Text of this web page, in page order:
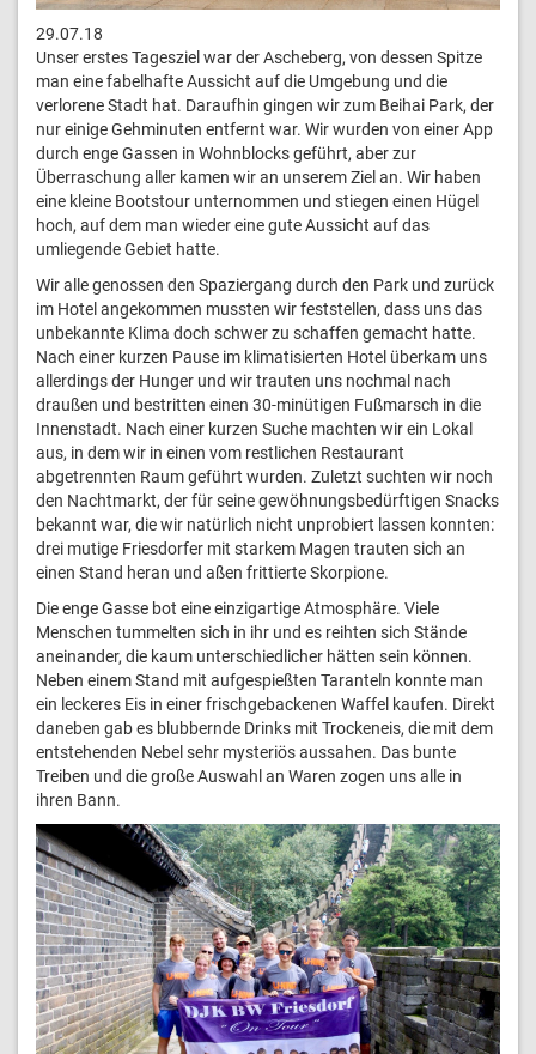
29.07.18
Unser erstes Tagesziel war der Ascheberg, von dessen Spitze
man eine fabelhafte Aussicht auf die Umgebung und die
verlorene Stadt hat. Daraufhin gingen wir zum Beihai Park, der
nur einige Gehminuten entfernt war. Wir wurden von einer App
durch enge Gassen in Wohnblocks geführt, aber zur
Überraschung aller kamen wir an unserem Ziel an. Wir haben
eine kleine Bootstour unternommen und stiegen einen Hügel
hoch, auf dem man wieder eine gute Aussicht auf das
umliegende Gebiet hatte.
Wir alle genossen den Spaziergang durch den Park und zurück
im Hotel angekommen mussten wir feststellen, dass uns das
unbekannte Klima doch schwer zu schaffen gemacht hatte.
Nach einer kurzen Pause im klimatisierten Hotel überkam uns
allerdings der Hunger und wir trauten uns nochmal nach
draußen und bestritten einen 30-minütigen Fußmarsch in die
Innenstadt. Nach einer kurzen Suche machten wir ein Lokal
aus, in dem wir in einen vom restlichen Restaurant
abgetrennten Raum geführt wurden. Zuletzt suchten wir noch
den Nachtmarkt, der für seine gewöhnungsbedürftigen Snacks
bekannt war, die wir natürlich nicht unprobiert lassen konnten:
drei mutige Friesdorfer mit starkem Magen trauten sich an
einen Stand heran und aßen frittierte Skorpione.
Die enge Gasse bot eine einzigartige Atmosphäre. Viele
Menschen tummelten sich in ihr und es reihten sich Stände
aneinander, die kaum unterschiedlicher hätten sein können.
Neben einem Stand mit aufgespießten Taranteln konnte man
ein leckeres Eis in einer frischgebackenen Waffel kaufen. Direkt
daneben gab es blubbernde Drinks mit Trockeneis, die mit dem
entstehenden Nebel sehr mysteriös aussahen. Das bunte
Treiben und die große Auswahl an Waren zogen uns alle in
ihren Bann.